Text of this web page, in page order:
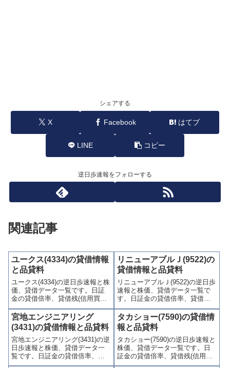
シェアする
X Facebook はてブ
LINE コピー
逆日歩速報をフォローする
関連記事
ユークス(4334)の貸借情報
と品貸料
ユークス(4334)の逆日歩速報と株
価、貸借データ一覧です。日証
金の貸借倍率、貸借残(信用買
残、信用売残)、品貸料(逆日
歩)、東証の週末残高、規制(注意
喚起・申込停止)など、空売り関
連情報を集計し、図解でわかり
やすくまとめて掲載していま
す。
リニューアブルＪ(9522)の
貸借情報と品貸料
リニューアブルＪ(9522)の逆日歩
速報と株価、貸借データ一覧で
す。日証金の貸借倍率、貸借残
(信用買残、信用売残)、品貸料
(逆日歩)、東証の週末残高、規制
(注意喚起・申込停止)など、空売
り関連情報を集計し、図解でわ
かりやすくまとめて掲載してい
ます。
宮地エンジニアリング
(3431)の貸借情報と品貸料
宮地エンジニアリング(3431)の逆
日歩速報と株価、貸借データ一
覧です。日証金の貸借倍率、貸
借残(信用買残、信用売残)、品貸
タカショー(7590)の貸借情
報と品貸料
タカショー(7590)の逆日歩速報と
株価、貸借データ一覧です。日
証金の貸借倍率、貸借残(信用買
残、信用売残)、品貸料(逆日